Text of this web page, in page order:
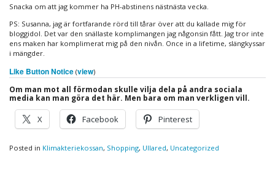
Snacka om att jag kommer ha PH-abstinens nästnästa vecka.
PS: Susanna, jag är fortfarande rörd till tårar över att du kallade mig för
bloggidol. Det var den snällaste komplimangen jag någonsin fått. Jag tror inte
ens maken har komplimerat mig på den nivån. Once in a lifetime, slängkyssar
i mängder.
Like Button Notice (view)
Om man mot all förmodan skulle vilja dela på andra sociala
media kan man göra det här. Men bara om man verkligen vill.
X Facebook Pinterest
Posted in Klimakteriekossan, Shopping, Ullared, Uncategorized